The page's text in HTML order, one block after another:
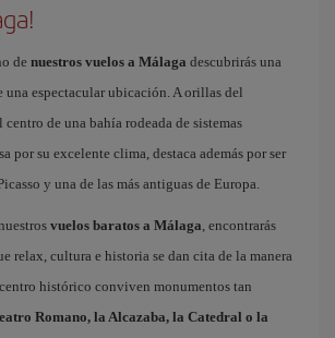
de nuestros vuelos a Málaga descubrirás una
una espectacular ubicación. A orillas del
de una bahía rodeada de sistemas
por su excelente clima, destaca además por ser
y una de las más antiguas de Europa.
vuelos baratos a Málaga, encontrarás
relax, cultura e historia se dan cita de la manera
histórico conviven monumentos tan
Romano, la Alcazaba, la Catedral o la